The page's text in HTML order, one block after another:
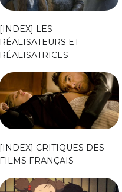
[INDEX] LES
RÉALISATEURS ET
RÉALISATRICES
[INDEX] CRITIQUES DES
FILMS FRANÇAIS